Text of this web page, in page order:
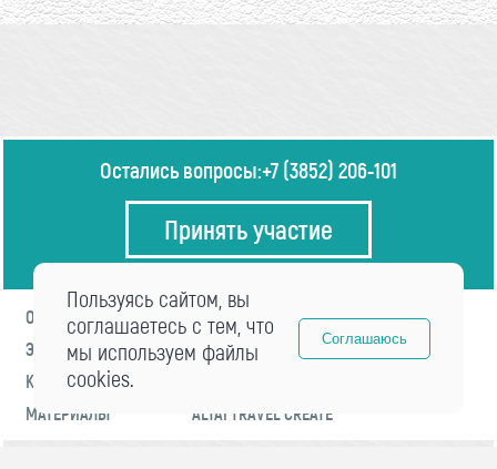
Остались вопросы:+7 (3852) 206-101
Принять участие
О ФОРУМЕ
ПРОГРАММА
ЭКСПЕРТЫ
НОВОСТИ
КОНТАКТЫ
МАТЕРИАЛЫ
ALTAI TRAVEL CREATE
Пользуясь сайтом, вы
соглашаетесь с тем, что
мы используем файлы
cookies.
Соглашаюсь